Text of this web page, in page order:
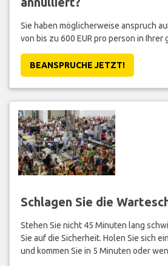
Sie haben möglicherweise anspruch
von bis zu 600 EUR pro person in Ihrer
BEANSPRUCHE JETZT!
Schlagen Sie die
Stehen Sie nicht 45 Minuten lang
Sie auf die Sicherheit. Holen Sie sich
und kommen Sie in 5 Minuten oder